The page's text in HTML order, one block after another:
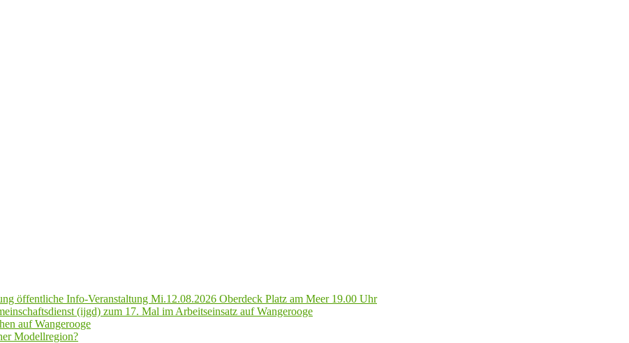
öffentliche Info-Veranstaltung Mi.12.08.2026 Oberdeck Platz am Meer 19.00 Uhr
(ijgd) zum 17. Mal im Arbeitseinsatz auf Wangerooge
auf Wangerooge
Modellregion?